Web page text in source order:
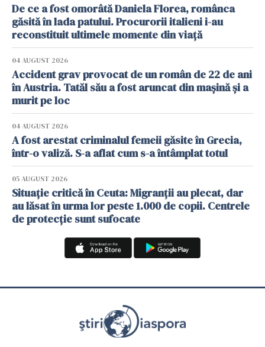
De ce a fost omorâtă Daniela Florea, românca
găsită în lada patului. Procurorii italieni i-au
reconstituit ultimele momente din viață
04 AUGUST 2026
Accident grav provocat de un român de 22 de ani
în Austria. Tatăl său a fost aruncat din mașină și a
murit pe loc
04 AUGUST 2026
A fost arestat criminalul femeii găsite în Grecia,
într-o valiză. S-a aflat cum s-a întâmplat totul
05 AUGUST 2026
Situație critică în Ceuta: Migranții au plecat, dar
au lăsat în urma lor peste 1.000 de copii. Centrele
de protecție sunt sufocate